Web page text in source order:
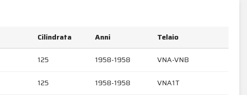
Cilindrata Anni
Telaio
125 1958-1958 VNA-VNB
125 1958-1958 VNA1T